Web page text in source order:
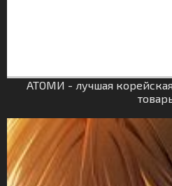
АТОМИ - лучшая